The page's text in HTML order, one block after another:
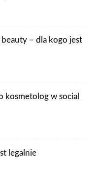
– dla kogo jest
kosmetolog w social
legalnie